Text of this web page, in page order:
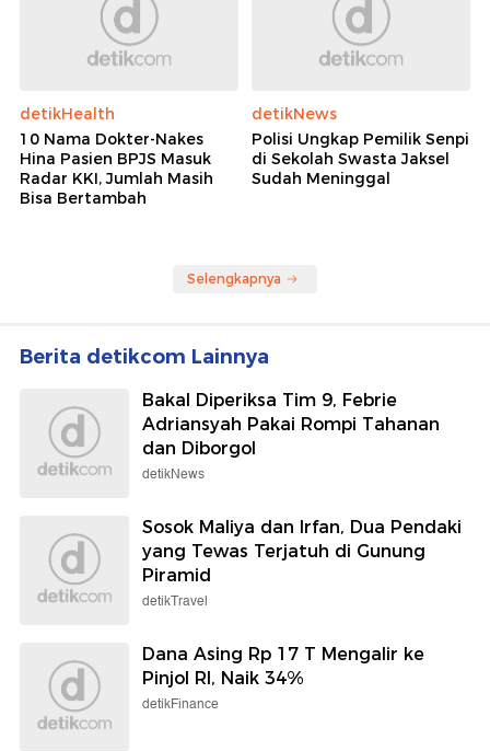
detikHealth
10 Nama Dokter-Nakes
Hina Pasien BPJS Masuk
Radar KKI, Jumlah Masih
Bisa Bertambah
detikNews
Polisi Ungkap Pemilik Senpi
di Sekolah Swasta Jaksel
Sudah Meninggal
Selengkapnya
Berita detikcom Lainnya
Bakal Diperiksa Tim 9, Febrie
Adriansyah Pakai Rompi Tahanan
dan Diborgol
detikNews
Sosok Maliya dan Irfan, Dua Pendaki
yang Tewas Terjatuh di Gunung
Piramid
detikTravel
Dana Asing Rp 17 T Mengalir ke
Pinjol RI, Naik 34%
detikFinance